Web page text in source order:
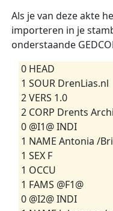
Als je van deze akte
importeren in je
onderstaande
0 HEAD
1 SOUR DrenLias.nl
2 VERS 1.0
2 CORP Drents
0 @I1@ INDI
1 NAME Antonia /
1 SEX F
1 OCCU
1 FAMS @F1@
0 @I2@ INDI